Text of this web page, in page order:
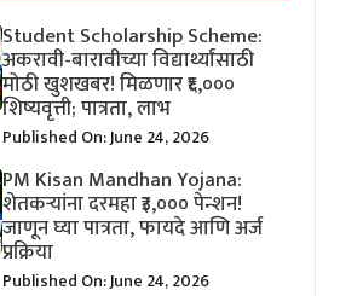
Student Scholarship Scheme:
अकरावी-बारावीच्या विद्यार्थ्यांसाठी
मोठी खुशखबर! मिळणार ₹६,०००
शिष्यवृत्ती; पात्रता, लाभ
Published On: June 24, 2026
PM Kisan Mandhan Yojana:
शेतकऱ्यांना दरमहा ₹३,००० पेन्शन!
जाणून घ्या पात्रता, फायदे आणि अर्ज
प्रक्रिया
Published On: June 24, 2026